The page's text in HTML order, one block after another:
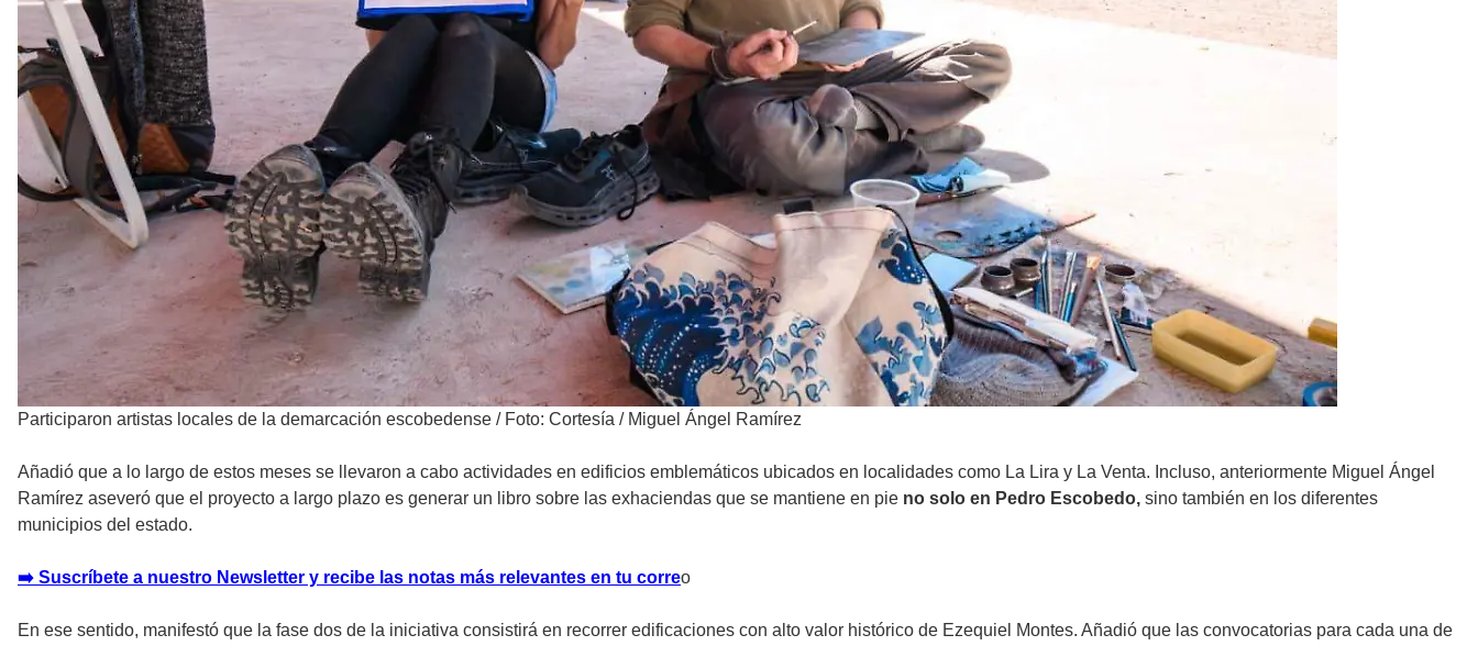
Participaron artistas locales de la demarcación escobedense / Foto: Cortesía / Miguel Ángel Ramírez
Añadió que a lo largo de estos meses se llevaron a cabo actividades en edificios emblemáticos ubicados en localidades como La Lira y La Venta. Incluso, anteriormente Miguel Ángel
Ramírez aseveró que el proyecto a largo plazo es generar un libro sobre las exhaciendas que se mantiene en pie no solo en Pedro Escobedo, sino también en los diferentes
municipios del estado.
➡️ Suscríbete a nuestro Newsletter y recibe las notas más relevantes en tu correo
En ese sentido, manifestó que la fase dos de la iniciativa consistirá en recorrer edificaciones con alto valor histórico de Ezequiel Montes. Añadió que las convocatorias para cada una de